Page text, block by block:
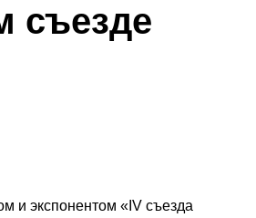
съезде
и экспонентом «IV съезда